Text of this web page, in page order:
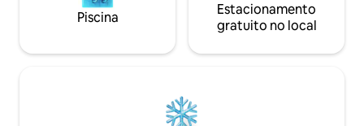
Piscina
Estacionamento
gratuito no local